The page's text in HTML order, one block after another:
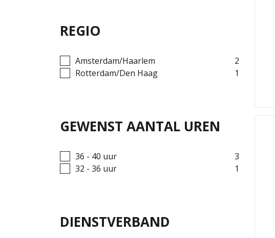
REGIO
Amsterdam/Haarlem
2
Rotterdam/Den Haag
1
GEWENST AANTAL UREN
36 - 40 uur
3
32 - 36 uur
1
DIENSTVERBAND